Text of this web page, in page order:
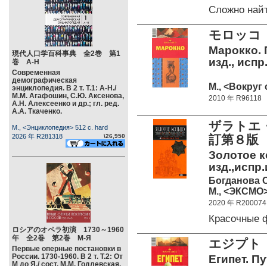
現代人口学百科事典 全2巻 第1
巻 А-Н
Современная
демографическая
энциклопедия. В 2 т. Т.1: А-Н./
М.М. Агафошин, С.Ю. Аксенова,
А.Н. Алексеенко и др.; гл. ред.
А.А. Ткаченко.
М., <Энциклопедия> 512 c. hard
2026 年 R281318
\26,950
ロシアのオペラ初演 1730～1960
年 全2巻 第2巻 М-Я
Первые оперные постановки в
России. 1730-1960. В 2 т. Т.2: От
М до Я./ сост. М.М. Годлевская.
Сложно
モロッコ
Марокко.
изд.,
М., <Вокруг
2010 年 R96118
ザラト
訂第８版
Золотое
Богданова
М.,
2020 年 R200074
Красочные
エジプト
Египет.